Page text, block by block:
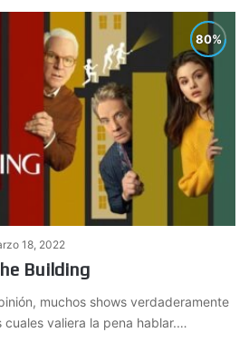
18, 2022
Building
muchos shows verdaderamente
cuales valiera la pena hablar.…